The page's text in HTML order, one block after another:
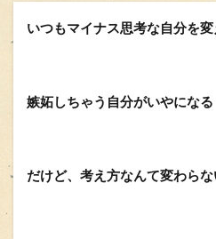
いつもマイナス思考な自分を変
嫉妬しちゃう自分がいやになる
だけど、考え方なんて変わらな